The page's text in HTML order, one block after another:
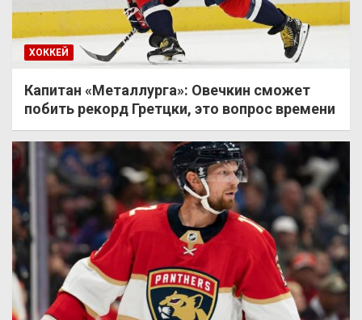
ХОККЕЙ
Капитан «Металлурга»: Овечкин сможет
побить рекорд Гретцки, это вопрос времени